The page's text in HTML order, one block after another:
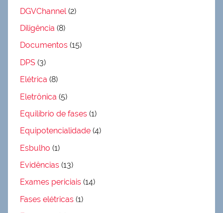
DGVChannel (2)
Diligência (8)
Documentos (15)
DPS (3)
Elétrica (8)
Eletrônica (5)
Equilíbrio de fases (1)
Equipotencialidade (4)
Esbulho (1)
Evidências (13)
Exames periciais (14)
Fases elétricas (1)